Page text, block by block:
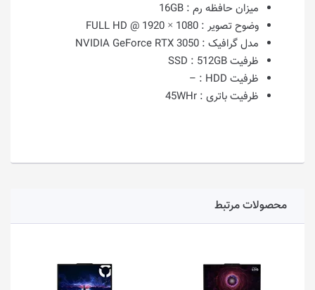
میزان حافظه رم : 16GB
وضوح تصویر : 1080 × 1920 @ FULL HD
مدل گرافیک : NVIDIA GeForce RTX 3050
ظرفیت SSD :512GB
ظرفیت HDD :
–
ظرفیت باتری : 45WHr
محصولات مرتبط